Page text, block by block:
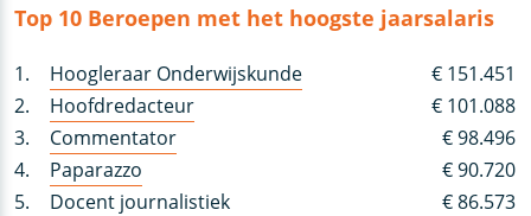
Top 10 Beroepen met het hoogste jaarsalaris
1. Hoogleraar Onderwijskunde
€ 151.451
2.
Hoofdredacteur
€ 101.088
3.
Commentator
€ 98.496
4.
Paparazzo
€ 90.720
5.
Docent journalistiek
€ 86.573